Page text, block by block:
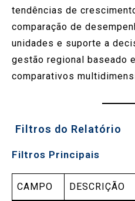
tendências de
comparação de
unidades e suporte a
gestão regional baseado
comparativos
️ Filtros do Relatório
Filtros Principais
CAMPO DESCRIÇÃO